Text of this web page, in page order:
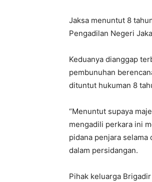
Jaksa menuntut 8
Pengadilan Negeri
Keduanya dianggap
pembunuhan
dituntut hukuman 8
“Menuntut supaya
mengadili perkara ini
pidana penjara selama
dalam persidangan.
Pihak keluarga